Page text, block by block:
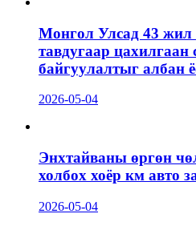
Монгол Улсад 43 жил
тавдугаар цахилгаан
байгуулалтыг албан
2026-05-04
Энхтайваны өргөн
холбох хоёр км авто
2026-05-04